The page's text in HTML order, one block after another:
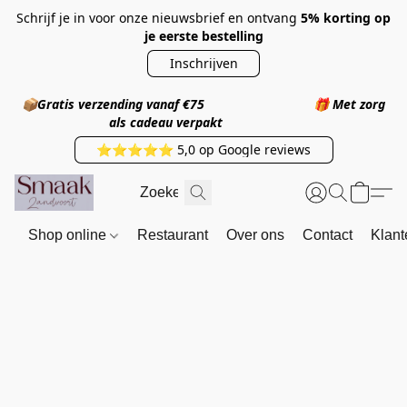
Schrijf je in voor onze nieuwsbrief en ontvang 5% korting op
je eerste bestelling
Inschrijven
📦Gratis verzending vanaf €75 🎁Met zorg
als cadeau verpakt
⭐⭐⭐⭐⭐ 5,0 op Google reviews
Shop online Restaurant Over ons Contact